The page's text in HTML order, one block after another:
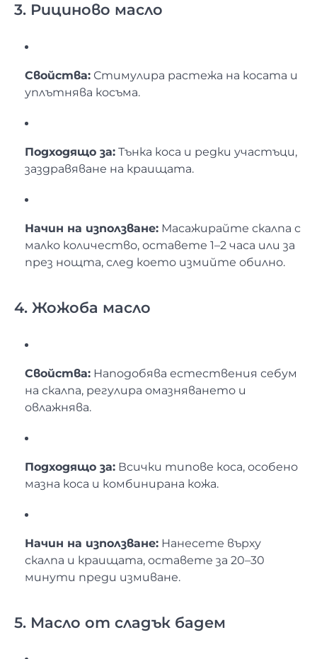
3. Рициново масло
Свойства: Стимулира растежа на косата и
уплътнява косъма.
Подходящо за: Тънка коса и редки участъци,
заздравяване на краищата.
Начин на използване: Масажирайте скалпа с
малко количество, оставете 1–2 часа или за
през нощта, след което измийте обилно.
4. Жожоба масло
Свойства: Наподобява естествения себум
на скалпа, регулира омазняването и
овлажнява.
Подходящо за: Всички типове коса, особено
мазна коса и комбинирана кожа.
Начин на използване: Нанесете върху
скалпа и краищата, оставете за 20–30
минути преди измиване.
5. Масло от сладък бадем